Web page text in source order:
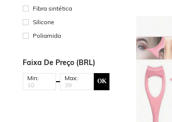
Fibra sintética
Silicone
Poliamida
Faixa De Preço (BRL)
Min: Max: OK